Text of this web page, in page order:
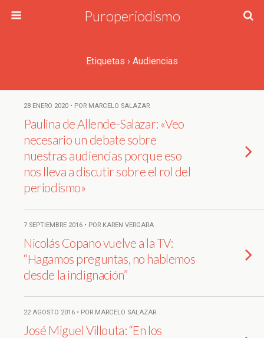
Puroperiodismo
Etiquetas › Audiencias
28 ENERO 2020 • POR MARCELO SALAZAR
Paulina de Allende-Salazar: «Veo
necesario un debate sobre
nuestras audiencias porque eso
nos lleva a discutir sobre el rol del
periodismo»
7 SEPTIEMBRE 2016 • POR KAREN VERGARA
Nicolás Copano vuelve a la TV:
“Hagamos preguntas, no hablemos
desde la indignación”
22 AGOSTO 2016 • POR MARCELO SALAZAR
José Miguel Villouta: “En los